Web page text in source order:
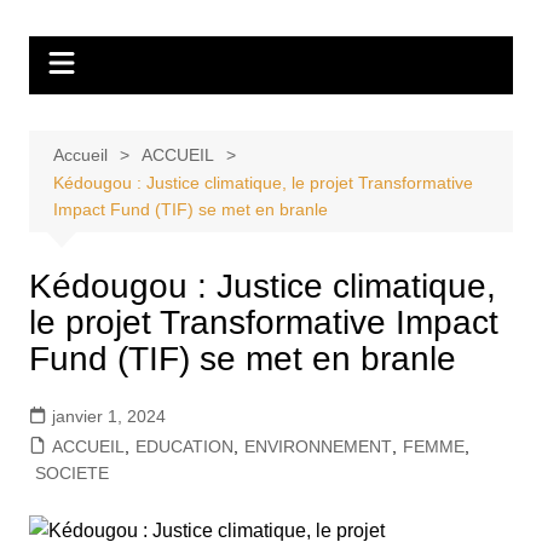
contenu
Tvdescollines
Accueil
ACCUEIL
Kédougou : Justice climatique, le projet Transformative
Impact Fund (TIF) se met en branle
Kédougou : Justice climatique,
le projet Transformative Impact
Fund (TIF) se met en branle
janvier 1, 2024
ACCUEIL
EDUCATION ENVIRONNEMENT, FEMME,
SOCIETE